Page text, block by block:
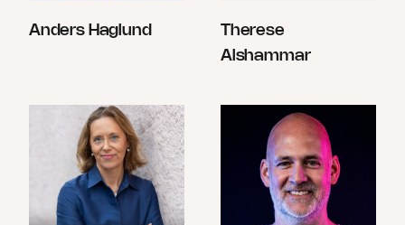
Anders Haglund
Therese
Alshammar